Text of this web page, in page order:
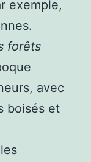
exemple,
forêts
avec
boisés et